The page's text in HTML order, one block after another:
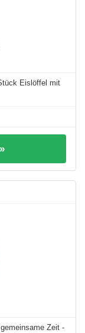
Eislöffel mit
Zeit -